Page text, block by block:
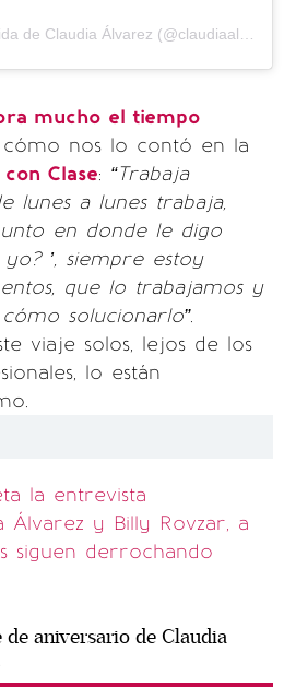
de Claudia Álvarez (@claudiaalvarezo) el
mucho el tiempo
cómo nos lo contó en la
Clase: “Trabaja
lunes a lunes trabaja,
en donde le digo
’, siempre estoy
que lo trabajamos y
solucionarlo”.
viaje solos, lejos de los
lo están
la entrevista
Álvarez y Billy Rovzar, a
siguen derrochando